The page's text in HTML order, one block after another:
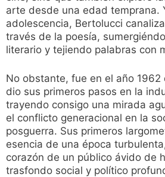
arte desde una edad temprana.
adolescencia, Bertolucci
través de la poesía,
literario y tejiendo palabras con
No obstante, fue en el año 1962
dio sus primeros pasos en la
trayendo consigo una mirada
el conflicto generacional en la
posguerra. Sus primeros
esencia de una época
corazón de un público ávido de
trasfondo social y político